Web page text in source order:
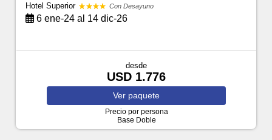
Hotel Superior
Con Desayuno
6 ene-24 al 14 dic-26
desde
USD 1.776
Ver paquete
Precio por persona
Base Doble